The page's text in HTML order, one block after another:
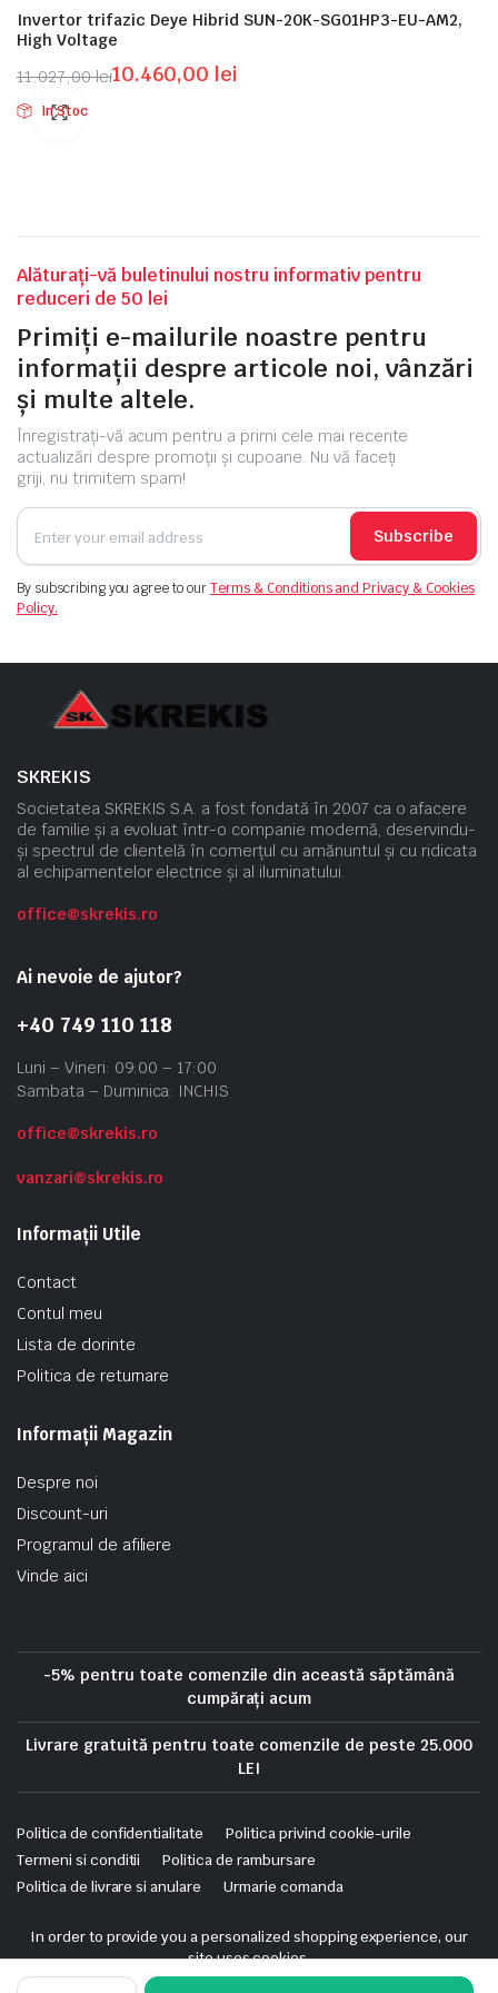
Acumulator
Invertor trifazic Deye Hibrid SUN-20K-SG01HP3-EU-AM2,
High Voltage
11.027,00lei
Prețul
inițial
10.460,00 lei
Prețul
curent
In Stoc
Alăturați-vă buletinului nostru informativ pentru
reduceri de 50 lei
Primiți e-mailurile noastre pentru
informații despre articole noi, vânzări
și multe altele.
Înregistrați-vă acum pentru a primi cele mai recente
actualizări despre promoții și cupoane. Nu vă faceți
griji, nu trimitem spam!
Subscribe
By subscribing you agree to ourTerms & Conditions and Privacy & Cookies
Policy.
SKREKIS
Societatea SKREKIS S.A. a fost fondată în 2007 ca o afacere
de familie și a evoluat într-o companie modernă, deservindu-
și spectrul de clientelă în comerțul cu amănuntul și cu ridicata
al echipamentelor electrice și al iluminatului.
office@skrekis.ro
Ai nevoie de ajutor?
+40 749 110 118
Luni – Vineri: 09:00 – 17:00
Sambata – Duminica: INCHIS
office@skrekis.ro
vanzari@skrekis.ro
Informații Utile
Contact
Contul meu
Lista de dorinte
Politica de returnare
Informații Magazin
Despre noi
Discount-uri
Programul de afiliere
Vinde aici
-5% pentru toate comenzile din această săptămână
cumpărați acum
Livrare gratuită pentru toate comenzile de peste 25.000
LEI
Politica de confidentialitate
Politica privind cookie-urile
Termeni si conditii
Politica de rambursare
Politica de livrare si anulare
Urmarie comanda
Copyright 2025 © Skrekis. All right reserved. Powered by iTistul.ro.
In order to provide you a personalized shopping experience, our
site uses cookies.
cookie policy.